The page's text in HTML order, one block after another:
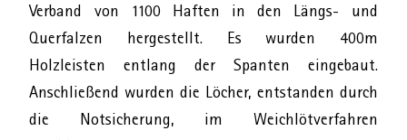
Verband von 1100 Haften in den Längs- und
Querfalzen hergestellt. Es wurden 400m
Holzleisten entlang der Spanten eingebaut.
Anschließend wurden die Löcher, entstanden durch
die Notsicherung, im Weichlötverfahren